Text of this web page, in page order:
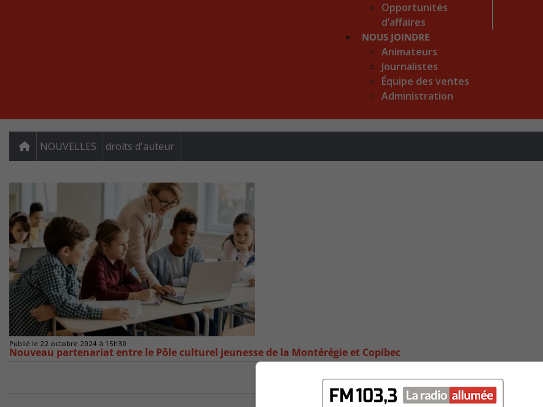
Opportunités
d’affaires
NOUS JOINDRE
Animateurs
Journalistes
Équipe des ventes
Administration
NOUVELLES droits d'auteur
Publié le 22 octobre 2024 à 15h30
Nouveau partenariat entre le Pôle culturel jeunesse de la Montérégie et Copibec